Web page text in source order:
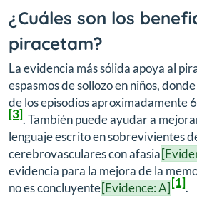
¿Cuáles son los
piracetam?
La evidencia más sólida apoya al
espasmos de sollozo en niños,
de los episodios aproximadamente
[3]. También puede ayudar a
lenguaje escrito en sobrevivientes
cerebrovasculares con afasia
evidencia para la mejora de la
no es concluyente[Evidence: A][1].